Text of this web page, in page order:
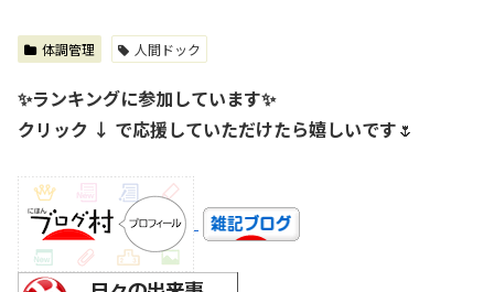
体調管理 人間ドック
✨ランキングに参加しています✨
クリック ↓ で応援していただけたら嬉しいです🌷